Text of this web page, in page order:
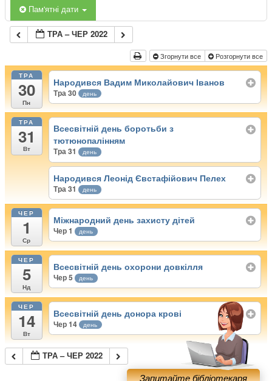
Пам'ятні дати
ТРА – ЧЕР 2022
Згорнути все Розгорнути все
ТРА
30
Пн
Народився Вадим Миколайович Іванов
Тра 30 день
ТРА
31
Вт
Всесвітній день боротьби з
тютюнопалінням
Тра 31 день
Народився Леонід Євстафійович Пелех
Тра 31 день
ЧЕР
1
Ср
Міжнародний день захисту дітей
Чер 1 день
ЧЕР
5
Нд
Всесвітній день охорони довкілля
Чер 5 день
ЧЕР
14
Вт
Всесвітній день донора крові
Чер 14 день
ТРА – ЧЕР 2022